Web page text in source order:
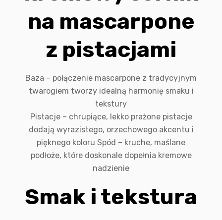
na mascarpone
z pistacjami
Baza – połączenie mascarpone z tradycyjnym
twarogiem tworzy idealną harmonię smaku i
tekstury
Pistacje – chrupiące, lekko prażone pistacje
dodają wyrazistego, orzechowego akcentu i
pięknego koloru Spód – kruche, maślane
podłoże, które doskonale dopełnia kremowe
nadzienie
Smak i tekstura